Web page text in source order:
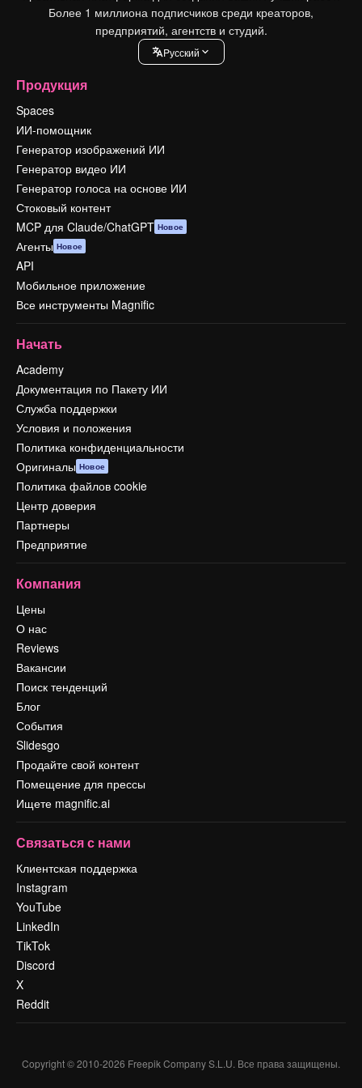
Более 1 миллиона подписчиков среди креаторов,
предприятий, агентств и студий.
Pусский
Продукция
Spaces
ИИ-помощник
Генератор изображений ИИ
Генератор видео ИИ
Генератор голоса на основе ИИ
Стоковый контент
MCP для Claude/ChatGPT Новое
Агенты Новое
API
Мобильное приложение
Все инструменты Magnific
Начать
Academy
Документация по Пакету ИИ
Служба поддержки
Условия и положения
Политика конфиденциальности
Оригиналы Новое
Политика файлов cookie
Центр доверия
Партнеры
Предприятие
Компания
Цены
О нас
Reviews
Вакансии
Поиск тенденций
Блог
События
Slidesgo
Продайте свой контент
Помещение для прессы
Ищете magnific.ai
Связаться с нами
Клиентская поддержка
Instagram
YouTube
LinkedIn
TikTok
Discord
X
Reddit
Copyright © 2010-2026 Freepik Company S.L.U. Все права защищены.